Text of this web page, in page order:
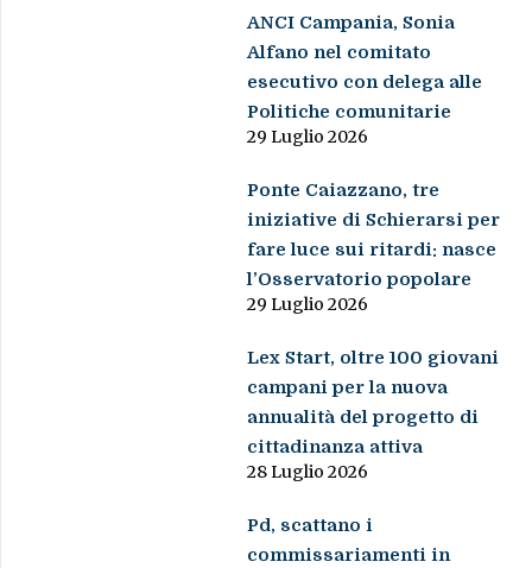
ANCI Campania, Sonia
Alfano nel comitato
esecutivo con delega alle
Politiche comunitarie
29 Luglio 2026
Ponte Caiazzano, tre
iniziative di Schierarsi per
fare luce sui ritardi: nasce
l’Osservatorio popolare
29 Luglio 2026
Lex Start, oltre 100 giovani
campani per la nuova
annualità del progetto di
cittadinanza attiva
28 Luglio 2026
Pd, scattano i
commissariamenti in